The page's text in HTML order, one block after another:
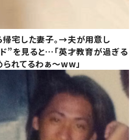
帰宅した妻子。→夫が用意し
”を見ると…「英才教育が過ぎる
られてるわぁ～ww」